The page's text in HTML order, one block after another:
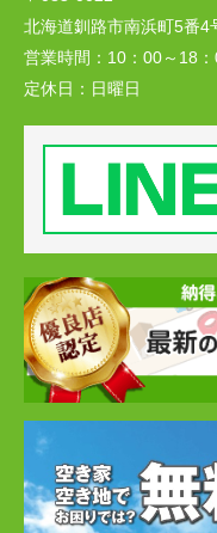
北海道釧路市南浜町5番4
営業時間： 10：00～18
定休日： 日曜日